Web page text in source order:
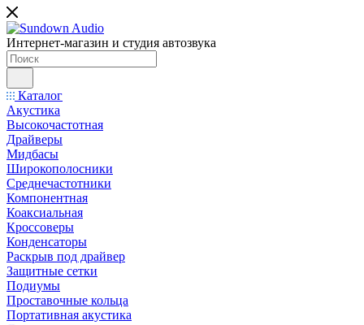
Интернет-магазин и студия автозвука
Каталог
Акустика
Высокочастотная
Драйверы
Мидбасы
Широкополосники
Среднечастотники
Компонентная
Коаксиальная
Кроссоверы
Конденсаторы
Раскрыв под драйвер
Защитные сетки
Подиумы
Проставочные кольца
Портативная акустика